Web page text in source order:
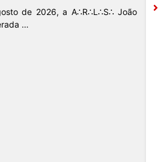
de 2026, a A∴R∴L∴S∴ João
…